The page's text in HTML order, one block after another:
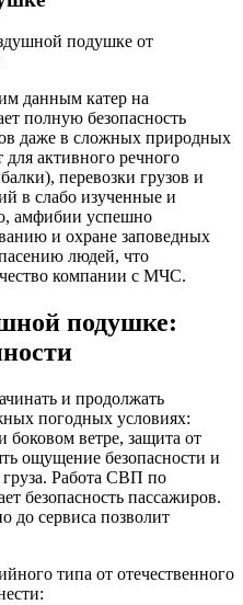
подушке от
данным катер на
полную безопасность
даже в сложных природных
активного речного
перевозки грузов и
в слабо изученные и
амфибии успешно
и охране заповедных
людей, что
компании с МЧС.
подушке:
и продолжать
погодных условиях:
боковом ветре, защита от
ощущение безопасности и
Работа СВП по
безопасность пассажиров.
до сервиса позволит
типа от отечественного